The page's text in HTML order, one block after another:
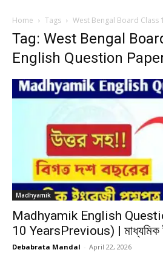
Home Tags West Bengal Board Class
Tag: West Bengal
English Question
Madhyamik
Madhyamik English
10 YearsPrevious) | মাধ্যমিক
Debabrata Mandal - April 22, 2026